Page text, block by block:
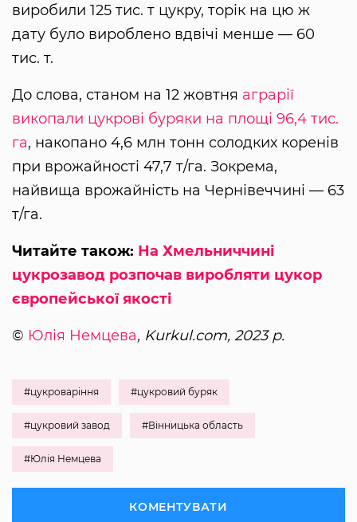
виробили 125 тис. т цукру, торік на цю ж
дату було вироблено вдвічі менше — 60
тис. т.
До слова, станом на 12 жовтня аграрії
викопали цукрові буряки на площі 96,4 тис.
га, накопано 4,6 млн тонн солодких коренів
при врожайності 47,7 т/га. Зокрема,
найвища врожайність на Чернівеччині — 63
т/га.
Читайте також: На Хмельниччині
цукрозавод розпочав виробляти цукор
європейської якості
© Юлія Немцева, Kurkul.com, 2023 р.
#цукроваріння #цукровий буряк
#цукровий завод #Вінницька область
#Юлія Немцева
КОМЕНТУВАТИ